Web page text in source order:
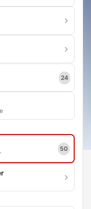
24
50